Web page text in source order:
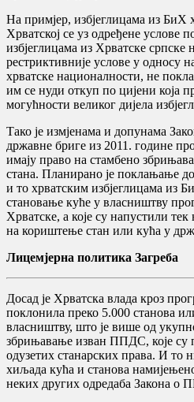
На примјер, избјеглицама из БиХ
Хрватској се уз одређене услове
избјеглицама из Хрватске српске
рестриктивније услове у односу
хрватске националности, не
им се нуди откуп по цијени која
могућности великог дијела
Тако је измјенама и допунама
државне бриге из 2011. године
имају право на стамбено
стана. Планирано је поклањање
и то хрватским избјеглицама из
становање куће у власништву
Хрватске, а које су напустили
на кориштење стан или кућа у
Лицемјерна политика Загреба
Досад је Хрватска влада кроз
поклонила преко 5.000 станова
власништву, што је више од
збрињавање изван ППДС, које су
одузетих станарских права. И то
хиљада кућа и станова
неких других одредаба Закона о